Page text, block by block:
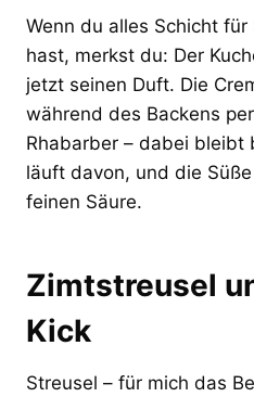
Wenn du alles Schicht
hast, merkst du: Der
jetzt seinen Duft. Die
während des Backens
Rhabarber – dabei bleibt
läuft davon, und die
feinen Säure.
Zimtstreusel
Kick
Streusel – für mich das